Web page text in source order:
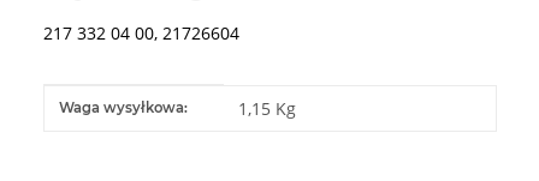
217 332 04 00, 21726604
#productDetails.itemInformation#
#productDetails.itemValue#
Waga wysyłkowa: 1,15 Kg